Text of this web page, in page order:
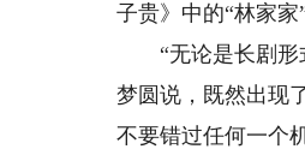
子贵》中的“林家家
“无论是长剧形式
梦圆说，既然出现
不要错过任何一个